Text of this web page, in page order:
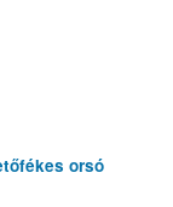
orsó